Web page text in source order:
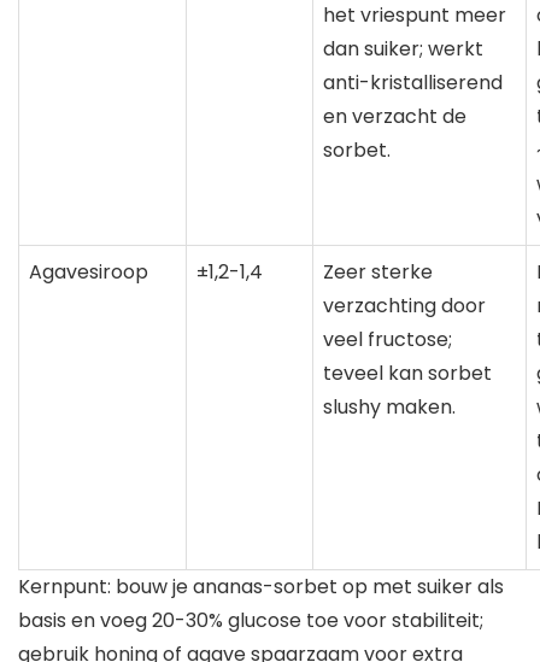
het vriespunt meer
dan suiker; werkt
anti-kristalliserend
en verzacht de
sorbet.
Agavesiroop
±1,2-1,4
Zeer sterke
verzachting door
veel fructose;
teveel kan sorbet
slushy maken.
Kernpunt: bouw je ananas-sorbet op met suiker als
basis en voeg 20-30% glucose toe voor stabiliteit;
gebruik honing of agave spaarzaam voor extra